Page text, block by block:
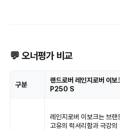
💬 오너평가 비교
구분
랜드로버 레인지로버 이보
P250 S
레인지로버 이보크는 브랜
고유의 럭셔리함과 극강의